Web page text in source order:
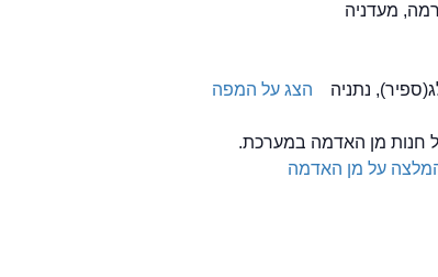
הצג על המפה
חנות מן האדמה במערכת.
על מן האדמה